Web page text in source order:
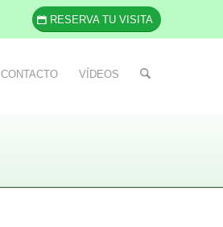
RESERVA TU VISITA
CONTACTO VÍDEOS